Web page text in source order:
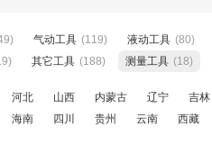
气动工具 (119) 液动工具 (80)
其它工具 (188) 测量工具 (18)
河北 山西 内蒙古 辽宁 吉林
海南 四川 贵州 云南 西藏